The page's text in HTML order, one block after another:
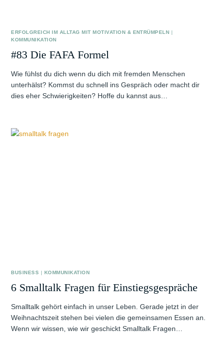
ERFOLGREICH IM ALLTAG MIT MOTIVATION & ENTRÜMPELN |
KOMMUNIKATION
#83 Die FAFA Formel
Wie fühlst du dich wenn du dich mit fremden Menschen
unterhälst? Kommst du schnell ins Gespräch oder macht dir
dies eher Schwierigkeiten? Hoffe du kannst aus…
BUSINESS | KOMMUNIKATION
6 Smalltalk Fragen für Einstiegsgespräche
Smalltalk gehört einfach in unser Leben. Gerade jetzt in der
Weihnachtszeit stehen bei vielen die gemeinsamen Essen an.
Wenn wir wissen, wie wir geschickt Smalltalk Fragen…